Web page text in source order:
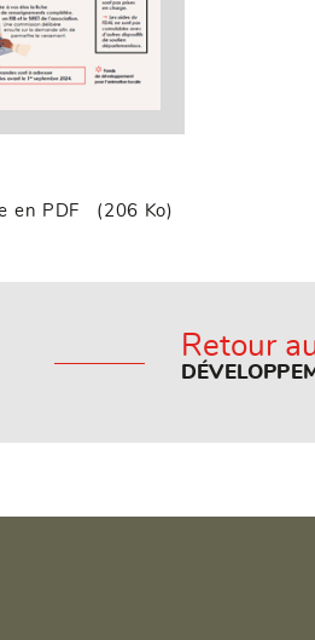
en PDF (206 Ko)
Retour